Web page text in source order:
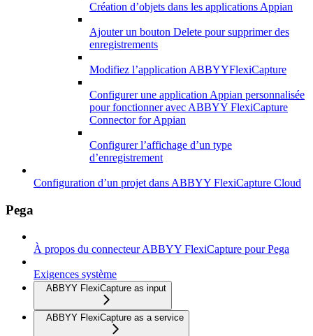
Création d’objets dans les applications Appian
Ajouter un bouton Delete pour supprimer des
enregistrements
Modifiez l’application ABBYYFlexiCapture
Configurer une application Appian personnalisée
pour fonctionner avec ABBYY FlexiCapture
Connector for Appian
Configurer l’affichage d’un type
d’enregistrement
Configuration d’un projet dans ABBYY FlexiCapture Cloud
Pega
À propos du connecteur ABBYY FlexiCapture pour Pega
Exigences système
ABBYY FlexiCapture as input
ABBYY FlexiCapture as a service